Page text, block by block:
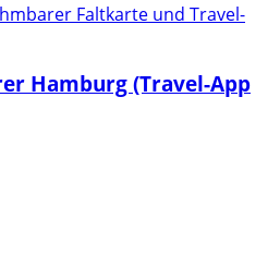
Faltkarte und Travel-
Hamburg (Travel-App